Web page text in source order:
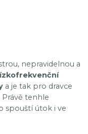
nepravidelnou a
a je tak pro dravce
Právě tenhle
spouští útok i ve